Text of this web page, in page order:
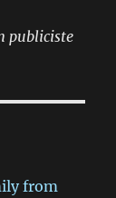
publiciste
from